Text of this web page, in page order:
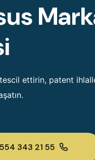
tescil ettirin, patent
343 21 55